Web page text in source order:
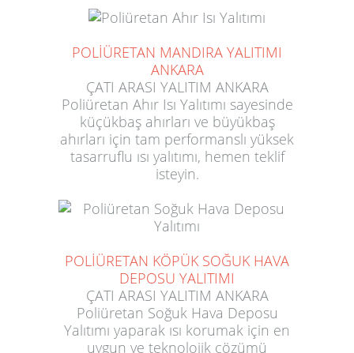
POLİÜRETAN MANDIRA YALITIMI
ANKARA
ÇATI ARASI YALITIM ANKARA
Poliüretan Ahır Isı Yalıtımı sayesinde
küçükbaş ahırları ve büyükbaş
ahırları için tam performanslı yüksek
tasarruflu ısı yalıtımı, hemen teklif
isteyin.
POLİÜRETAN KÖPÜK SOĞUK HAVA
DEPOSU YALITIMI
ÇATI ARASI YALITIM ANKARA
Poliüretan Soğuk Hava Deposu
Yalıtımı yaparak ısı korumak için en
uygun ve teknolojik çözümü